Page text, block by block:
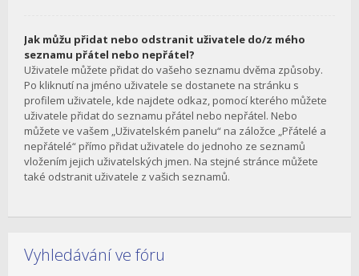
Jak můžu přidat nebo odstranit uživatele do/z mého
seznamu přátel nebo nepřátel?
Uživatele můžete přidat do vašeho seznamu dvěma způsoby.
Po kliknutí na jméno uživatele se dostanete na stránku s
profilem uživatele, kde najdete odkaz, pomocí kterého můžete
uživatele přidat do seznamu přátel nebo nepřátel. Nebo
můžete ve vašem „Uživatelském panelu“ na záložce „Přátelé a
nepřátelé“ přímo přidat uživatele do jednoho ze seznamů
vložením jejich uživatelských jmen. Na stejné stránce můžete
také odstranit uživatele z vašich seznamů.
Vyhledávání ve fóru